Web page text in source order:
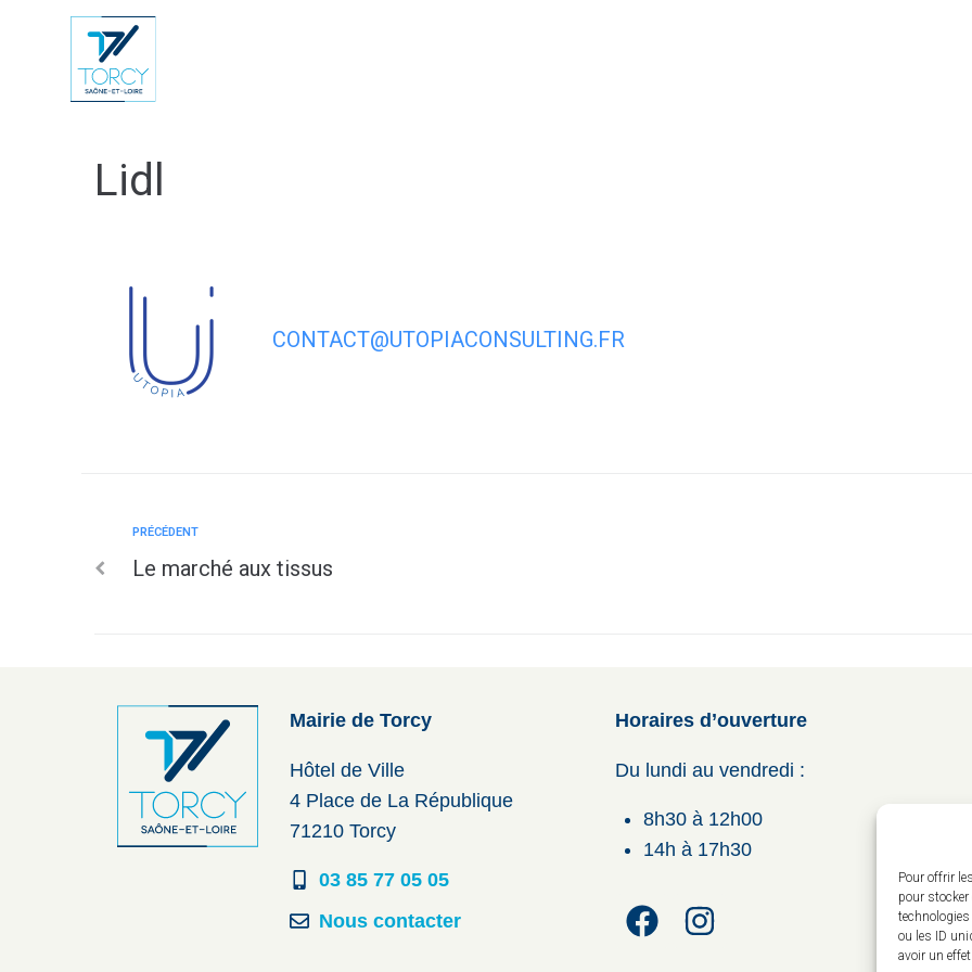
Pour offrir
pour
ou les ID
avoir un
Lidl
CONTACT@UTOPIACONSULTING.FR
PRÉCÉDENT
Le marché aux tissus
Mairie de Torcy
Hôtel de Ville
4 Place de La République
71210 Torcy
03 85 77 05 05
Nous contacter
Horaires d’ouverture
Du lundi au vendredi :
8h30 à 12h00
14h à 17h30